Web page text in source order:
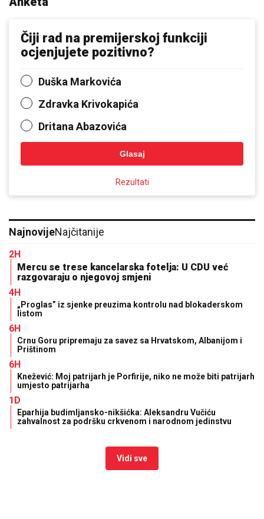
Čiji rad na premijerskoj funkciji
ocjenjujete pozitivno?
Duška Markovića
Zdravka Krivokapića
Dritana Abazovića
Glasaj
Rezultati
NajnovijeNajčitanije
2H
Mercu se trese kancelarska fotelja: U CDU već
razgovaraju o njegovoj smjeni
4H
„Proglas” iz sjenke preuzima kontrolu nad blokaderskom
listom
6H
Crnu Goru pripremaju za savez sa Hrvatskom, Albanijom i
Prištinom
6H
Knežević: Moj patrijarh je Porfirije, niko ne može biti patrijarh
umjesto patrijarha
1D
Eparhija budimljansko-nikšićka: Aleksandru Vučiću
zahvalnost za podršku crkvenom i narodnom jedinstvu
Vidi sve